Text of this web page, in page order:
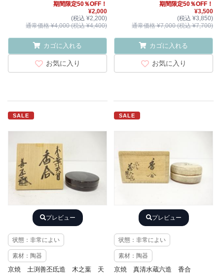
期間限定50％OFF！
¥2,000
(税込 ¥2,200)
通常価格 ¥4,000 (税込 ¥4,400)
カゴに入れる
お気に入り
期間限定50％OFF！
¥3,500
(税込 ¥3,850)
通常価格 ¥7,000 (税込 ¥7,700)
カゴに入れる
お気に入り
SALE
プレビュー
状態：非常によい
素材：陶器
京焼 土渕善丕氐造 木之葉 天
SALE
プレビュー
状態：非常によい
素材：陶器
京焼 真清水蔵六造 香合